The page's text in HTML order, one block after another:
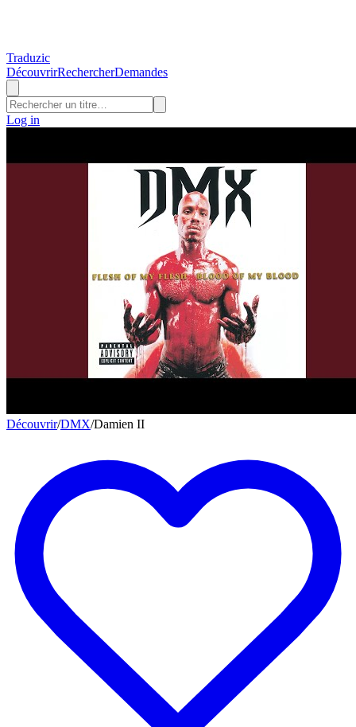
Traduzic
DécouvrirRechercherDemandes
Log in
Découvrir/DMX/Damien II